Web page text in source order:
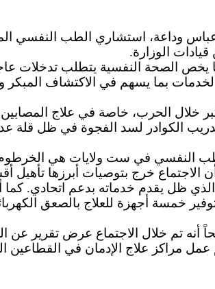
عباس وداعة، استشاري الطب النفسي
الوزارة.
يخص الصحة النفسية يتطلب تدخلات
بما يسهم في الاكتشاف
الحرب، خاصة في علاج
النفسي في ست ولايات هي الخرطوم،
الاجتماع خرج بتوصيات أبرزها
الذي ظل يقدم خدماته بدعم اتحادي.
أنه تم خلال الاجتماع عرض تقرير عن
عمل مراكز علاج الإدمان في القطاعين